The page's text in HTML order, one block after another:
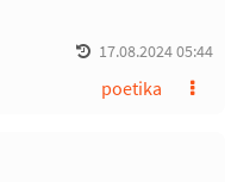
17.08.2024 05:44
poetika